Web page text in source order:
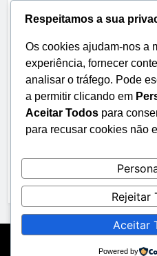
(12/
e
do…
Read
Newsmatic - News
Respeitamos a sua
Os cookies ajudam-nos a
experiência, fornecer
analisar o tráfego. Pode
a permitir clicando em
Aceitar Todos para
para recusar cookies não
Rejeitar
Aceitar
Powered by